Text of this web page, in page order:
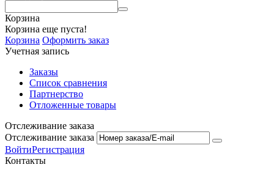
Корзина
Корзина еще пуста!
Корзина Оформить заказ
Учетная запись
Заказы
Список сравнения
Партнерство
Отложенные товары
Отслеживание заказа
Отслеживание заказа
ВойтиРегистрация
Контакты